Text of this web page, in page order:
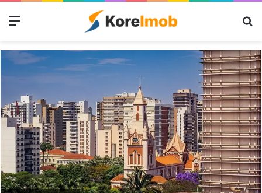
Menu